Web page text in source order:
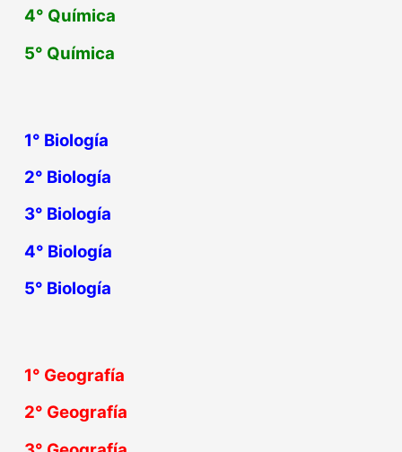
4° Química
5° Química
1° Biología
2° Biología
3° Biología
4° Biología
5° Biología
1° Geografía
2° Geografía